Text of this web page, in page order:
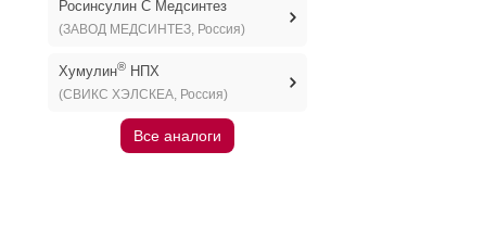
Росинсулин С Медсинтез
(ЗАВОД МЕДСИНТЕЗ, Россия)
Хумулин®НПХ
(СВИКС ХЭЛСКЕА, Россия)
Все аналоги